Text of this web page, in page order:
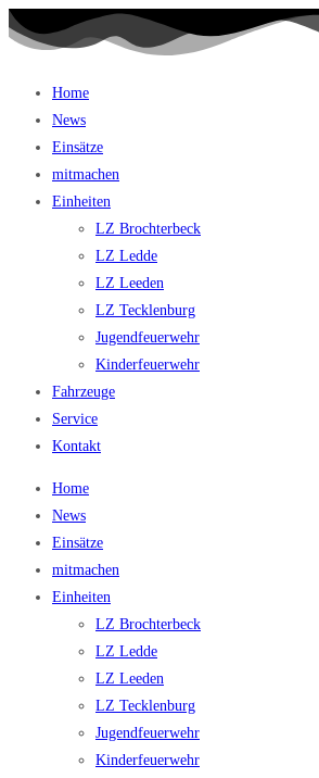
Home
News
Einsätze
mitmachen
Einheiten
LZ Brochterbeck
LZ Ledde
LZ Leeden
LZ Tecklenburg
Jugendfeuerwehr
Kinderfeuerwehr
Fahrzeuge
Service
Kontakt
Home
News
Einsätze
mitmachen
Einheiten
LZ Brochterbeck
LZ Ledde
LZ Leeden
LZ Tecklenburg
Jugendfeuerwehr
Kinderfeuerwehr